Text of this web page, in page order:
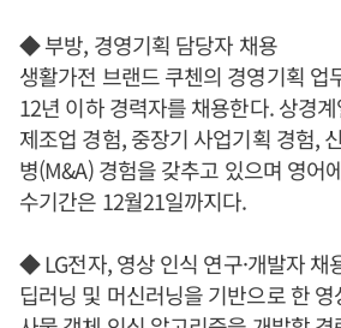
◆ 부방, 경영기획 담당자 채용
생활가전 브랜드 쿠첸의 경영기획 업
12년 이하 경력자를 채용한다. 상경
제조업 경험, 중장기 사업기획 경험,
병(M&A) 경험을 갖추고 있으며 영어
수기간은 12월21일까지다.
◆ LG전자, 영상 인식 연구·개발자 채
딥러닝 및 머신러닝을 기반으로 한 영